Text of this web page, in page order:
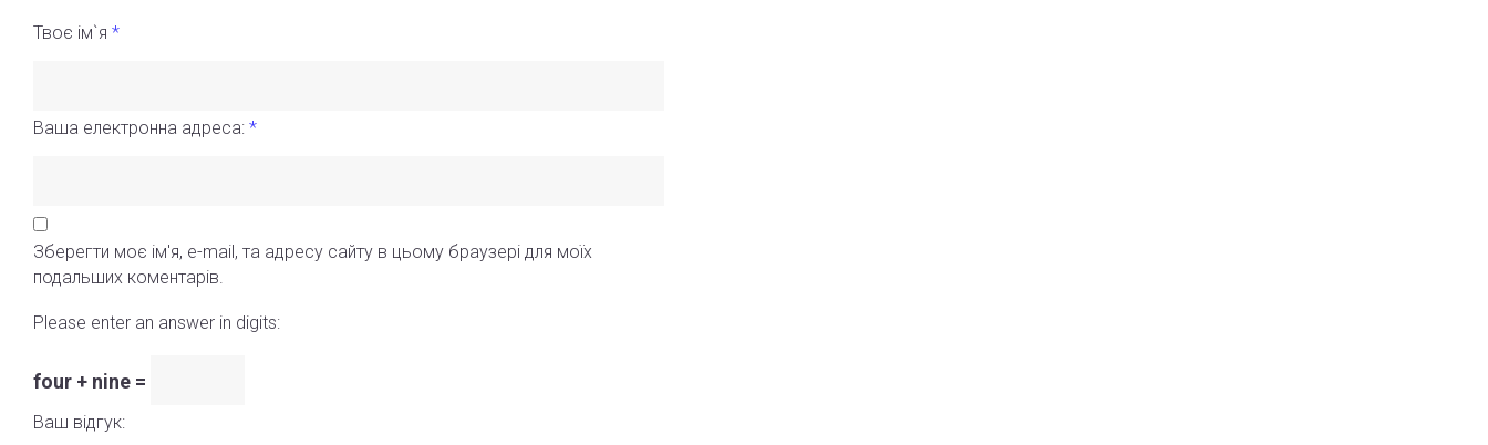
Твоє ім`я *
Ваша електронна адреса: *
Зберегти моє ім'я, e-mail, та адресу сайту в цьому браузері для моїх
подальших коментарів.
Please enter an answer in digits:
four + nine =
Ваш відгук: